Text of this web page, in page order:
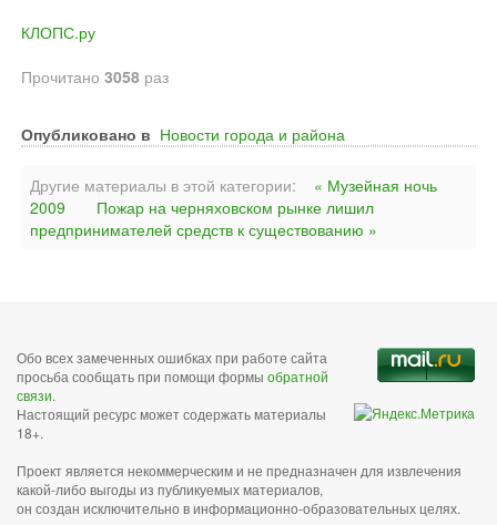
КЛОПС.ру
Прочитано 3058 раз
Опубликовано в Новости города и района
Другие материалы в этой категории:
« Музейная ночь
2009
Пожар на черняховском рынке лишил
предпринимателей средств к существованию »
Обо всех замеченных ошибках при работе сайта
просьба сообщать при помощи формы обратной
связи.
Настоящий ресурс может содержать материалы
18+.
Проект является некоммерческим и не предназначен для извлечения
какой-либо выгоды из публикуемых материалов,
он создан исключительно в информационно-образовательных целях.